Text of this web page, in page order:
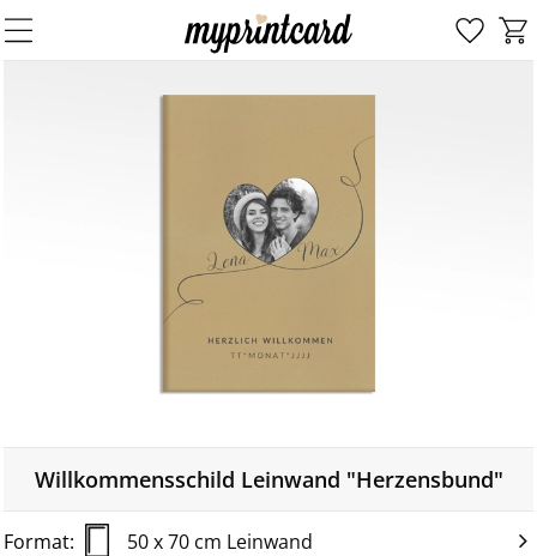
Willkommensschild Leinwand "Herzensbund"
50 x 70 cm Leinwand